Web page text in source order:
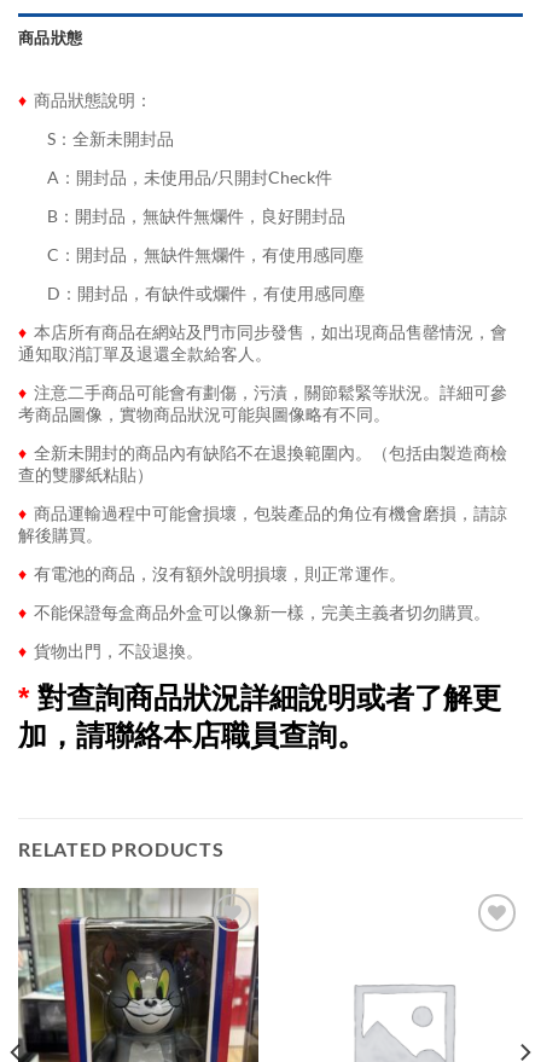
商品狀態
♦ 商品狀態說明：
S：全新未開封品
A：開封品，未使用品/只開封Check件
B：開封品，無缺件無爛件，良好開封品
C：開封品，無缺件無爛件，有使用感同塵
D：開封品，有缺件或爛件，有使用感同塵
♦ 本店所有商品在網站及門市同步發售，如出現商品售罄情況，會
通知取消訂單及退還全款給客人。
♦ 注意二手商品可能會有劃傷，污漬，關節鬆緊等狀況。詳細可參
考商品圖像，實物商品狀況可能與圖像略有不同。
♦ 全新未開封的商品內有缺陷不在退換範圍內。（包括由製造商檢
查的雙膠紙粘貼）
♦ 商品運輸過程中可能會損壞，包裝產品的角位有機會磨損，請諒
解後購買。
♦ 有電池的商品，沒有額外說明損壞，則正常運作。
♦ 不能保證每盒商品外盒可以像新一樣，完美主義者切勿購買。
♦ 貨物出門，不設退換。
* 對查詢商品狀況詳細說明或者了解更
加，請聯絡本店職員查詢。
RELATED PRODUCTS